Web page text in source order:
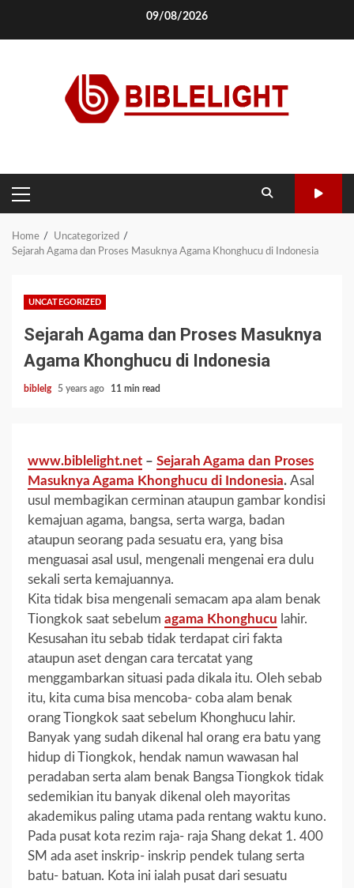
content
09/08/2026
PRIMARY
MENU
Home
Uncategorized
Sejarah Agama dan Proses Masuknya Agama Khonghucu di Indonesia
UNCATEGORIZED
Sejarah Agama dan Proses Masuknya
Agama Khonghucu di Indonesia
biblelg 5 years ago 11 min read
www.biblelight.net – Sejarah Agama dan Proses
Masuknya Agama Khonghucu di Indonesia. Asal
usul membagikan cerminan ataupun gambar kondisi
kemajuan agama, bangsa, serta warga, badan
ataupun seorang pada sesuatu era, yang bisa
menguasai asal usul, mengenali mengenai era dulu
sekali serta kemajuannya.
Kita tidak bisa mengenali semacam apa alam benak
Tiongkok saat sebelum agama Khonghucu lahir.
Kesusahan itu sebab tidak terdapat ciri fakta
ataupun aset dengan cara tercatat yang
menggambarkan situasi pada dikala itu. Oleh sebab
itu, kita cuma bisa mencoba- coba alam benak
orang Tiongkok saat sebelum Khonghucu lahir.
Banyak yang sudah dikenal hal orang era batu yang
hidup di Tiongkok, hendak namun wawasan hal
peradaban serta alam benak Bangsa Tiongkok tidak
sedemikian itu banyak dikenal oleh mayoritas
akademikus paling utama pada rentang waktu kuno.
Pada pusat kota rezim raja- raja Shang dekat 1. 400
SM ada aset inskrip- inskrip pendek tulang serta
batu- batuan. Kota ini ialah pusat dari sesuatu